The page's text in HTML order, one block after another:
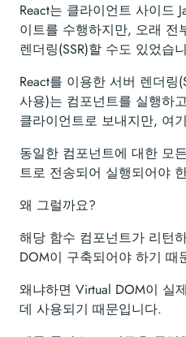
React는 클라이언트 사이드
이트를 수행하지만, 오래 전
렌더링(SSR)할 수도 있었습
React를 이용한 서버 렌더링
사용)는 컴포넌트를 실행하
클라이언트로 보내지만, 여
동일한 컴포넌트에 대한 모
트로 전송되어 실행되어야
왜 그럴까요?
해당 함수 컴포넌트가 리턴
DOM이 구축되어야 하기 때
왜냐하면 Virtual DOM이 실
데 사용되기 때문입니다.